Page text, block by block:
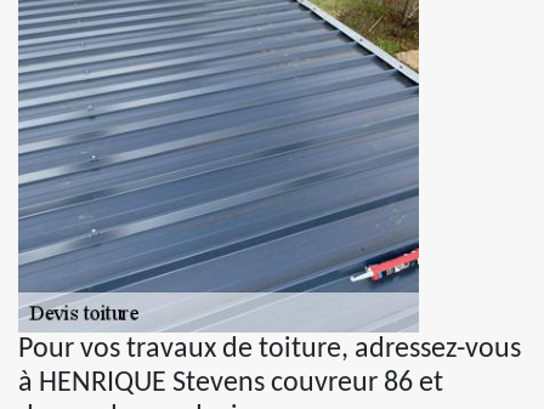
Pour vos travaux de toiture, adressez-vous
à HENRIQUE Stevens couvreur 86 et